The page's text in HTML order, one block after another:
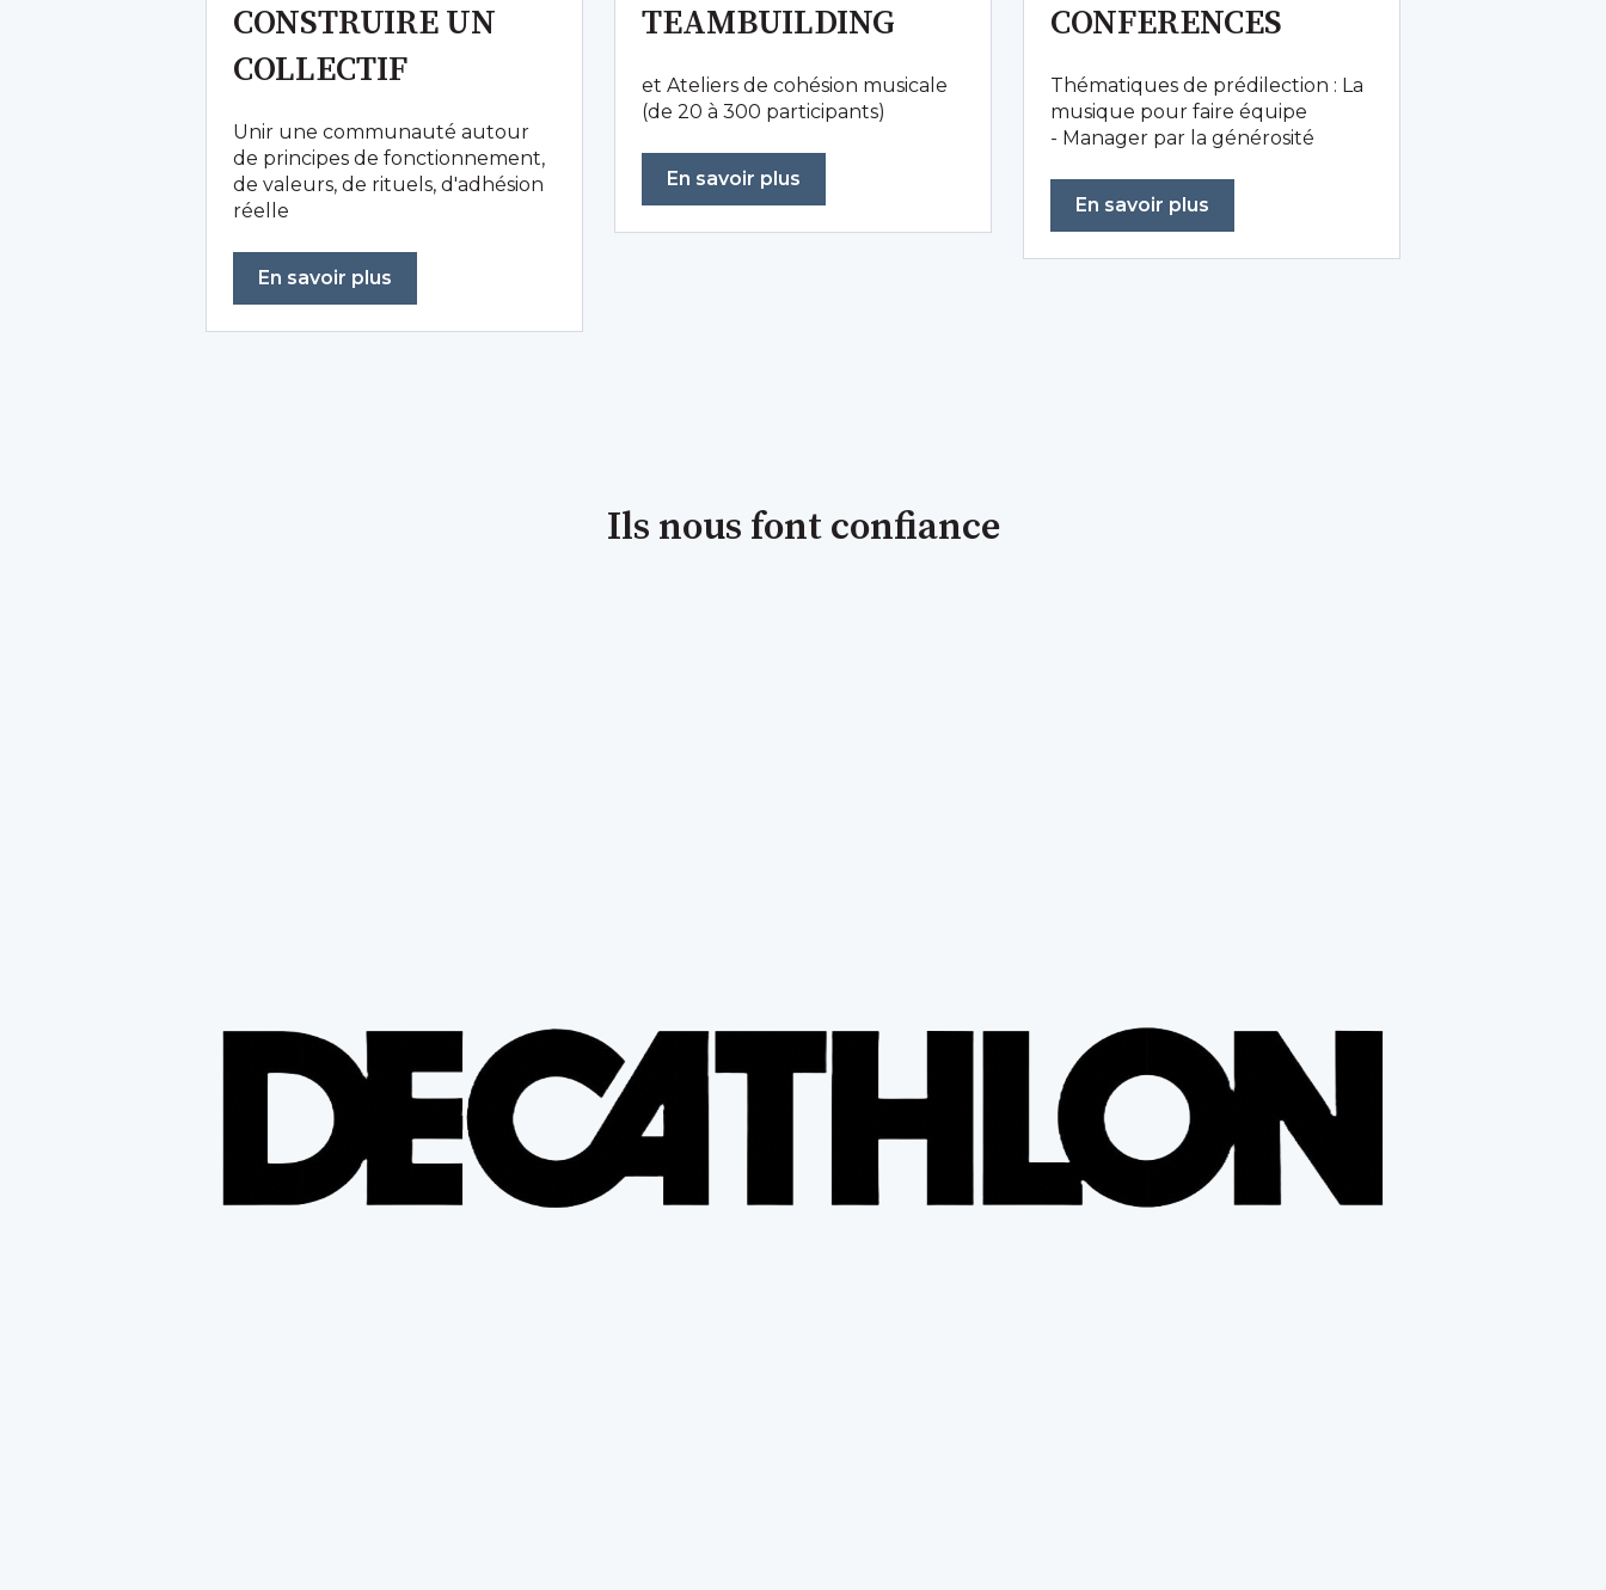
CONSTRUIRE UN
COLLECTIF
Unir une communauté autour
de principes de fonctionnement,
de valeurs, de rituels, d'adhésion
réelle
En savoir plus
TEAMBUILDING
et Ateliers de cohésion musicale
(de 20 à 300 participants)
En savoir plus
CONFERENCES
Thématiques de prédilection : La
musique pour faire équipe
- Manager par la générosité
En savoir plus
Ils nous font confiance